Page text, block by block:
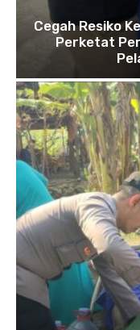
Cegah Resiko
Perketat